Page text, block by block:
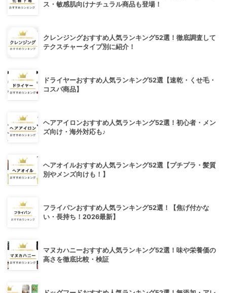
ス・敏感肌向けナチュラル商品も登場！
クレンジングおすすめ人気ランキング52選！徹底調査して
テクスチャータイプ別に紹介！
ドライヤーおすすめ人気ランキング52選【速乾・くせ毛・
コスパ商品】
ヘアアイロンおすすめ人気ランキング52選！初心者・メン
ズ向け・海外対応も♪
ヘアオイルおすすめ人気ランキング52選【プチプラ・髪質
別やメンズ向けも！】
フライパンおすすめ人気ランキング52選！【焦げ付かな
い・長持ち！2026最新】
マヌカハニーおすすめ人気ランキング52選！味や栄養価の
高さを徹底比較・検証